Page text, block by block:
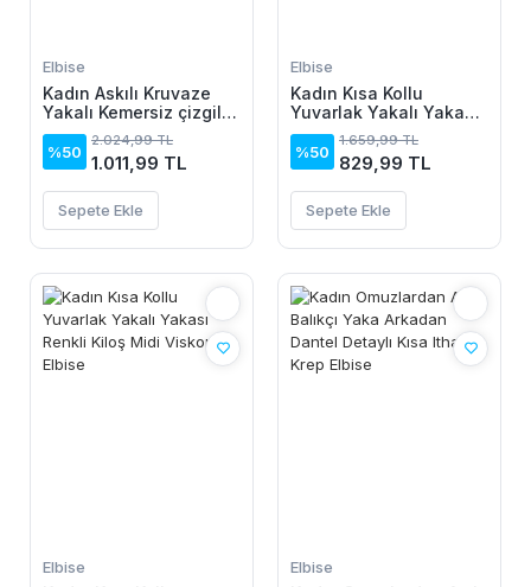
Elbise
Kadın Askılı Kruvaze
Yakalı Kemersiz çizgili
Dalgıç Midi Elbise
%50
2.024,99 TL
1.011,99 TL
Sepete Ekle
Elbise
Kadın Kısa Kollu
Yuvarlak Yakalı Yakası
Renkli Kiloş Midi Viskon
Elbise
%50
1.659,99 TL
829,99 TL
Sepete Ekle
Elbise Elbise